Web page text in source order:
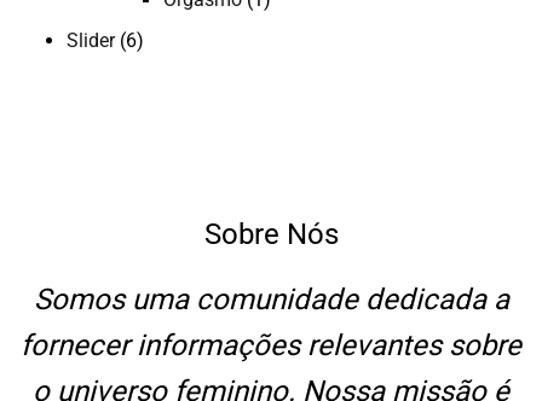
Slider(6)
Sobre Nós
Somos uma comunidade dedicada a
fornecer informações relevantes sobre
o universo feminino. Nossa missão é